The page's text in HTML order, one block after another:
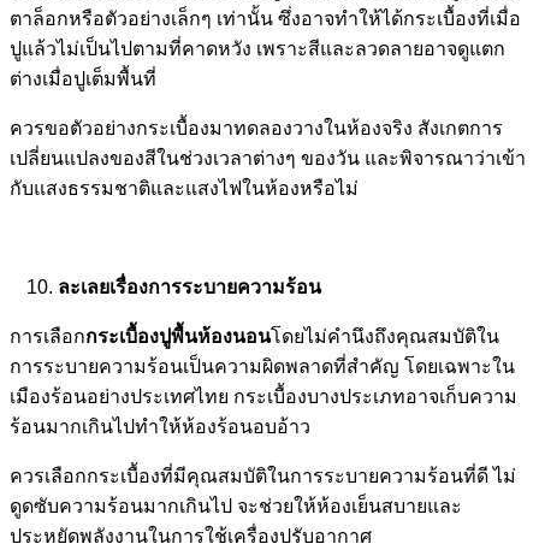
ตาล็อกหรือตัวอย่างเล็กๆ เท่านั้น ซึ่งอาจทำให้ได้กระเบื้องที่เมื่อ
ปูแล้วไม่เป็นไปตามที่คาดหวัง เพราะสีและลวดลายอาจดูแตก
ต่างเมื่อปูเต็มพื้นที่
ควรขอตัวอย่างกระเบื้องมาทดลองวางในห้องจริง สังเกตการ
เปลี่ยนแปลงของสีในช่วงเวลาต่างๆ ของวัน และพิจารณาว่าเข้า
กับแสงธรรมชาติและแสงไฟในห้องหรือไม่
ละเลยเรื่องการระบายความร้อน
การเลือกกระเบื้องปูพื้นห้องนอนโดยไม่คำนึงถึงคุณสมบัติใน
การระบายความร้อนเป็นความผิดพลาดที่สำคัญ โดยเฉพาะใน
เมืองร้อนอย่างประเทศไทย กระเบื้องบางประเภทอาจเก็บความ
ร้อนมากเกินไปทำให้ห้องร้อนอบอ้าว
ควรเลือกกระเบื้องที่มีคุณสมบัติในการระบายความร้อนที่ดี ไม่
ดูดซับความร้อนมากเกินไป จะช่วยให้ห้องเย็นสบายและ
ประหยัดพลังงานในการใช้เครื่องปรับอากาศ